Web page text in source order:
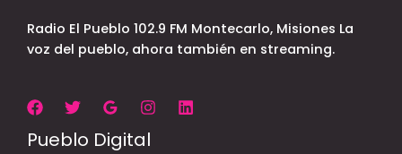
Radio El Pueblo 102.9 FM Montecarlo, Misiones La
voz del pueblo, ahora también en streaming.
Pueblo Digital